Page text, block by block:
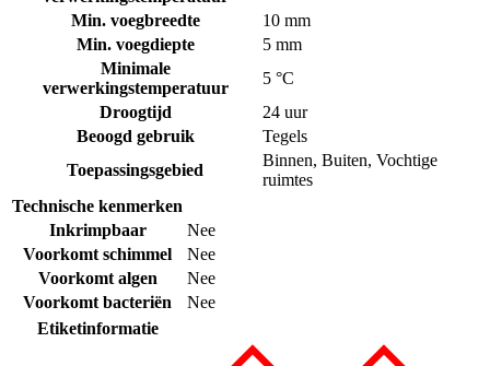
Min. voegbreedte
10 mm
Min. voegdiepte
5 mm
Minimale
verwerkingstemperatuur
5 °C
Droogtijd
24 uur
Beoogd gebruik
Tegels
Toepassingsgebied
Binnen, Buiten, Vochtige
ruimtes
Technische kenmerken
Inkrimpbaar
Nee
Voorkomt schimmel
Nee
Voorkomt algen
Nee
Voorkomt bacteriën
Nee
Etiketinformatie